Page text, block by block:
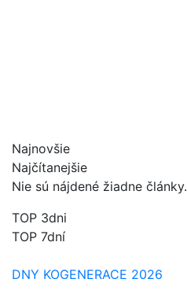
Najnovšie
Najčítanejšie
Nie sú nájdené žiadne články.
TOP 3dni
TOP 7dní
DNY KOGENERACE 2026